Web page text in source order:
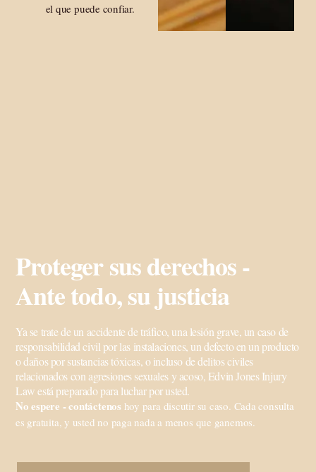
el que puede confiar.
Proteger sus derechos -
Ante todo, su justicia
Ya se trate de un accidente de tráfico, una lesión grave, un caso de
responsabilidad civil por las instalaciones, un defecto en un producto
o daños por sustancias tóxicas, o incluso de delitos civiles
relacionados con agresiones sexuales y acoso, Edvin Jones Injury
Law está preparado para luchar por usted.
No espere -contáctenos hoy para discutir su caso. Cada consulta
es gratuita, y usted no paga nada a menos que ganemos.